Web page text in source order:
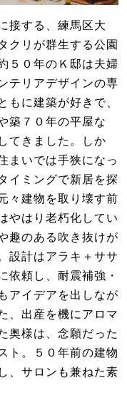
接する、練馬区大
クリが群生する公園
５０年のＫ邸は夫婦
テリアデザインの専
もに建築が好きで、
築７０年の平屋な
てきました。しか
まいでは手狭になっ
イミングで新居を探
々建物を取り壊す前
やはり老朽化してい
趣のある吹き抜けが
設計はアラキ＋ササ
依頼し、耐震補強・
アイデアを出しなが
、出産を機にアロマ
奥様は、念願だった
ト。５０年前の建物
、サロンも兼ねた素